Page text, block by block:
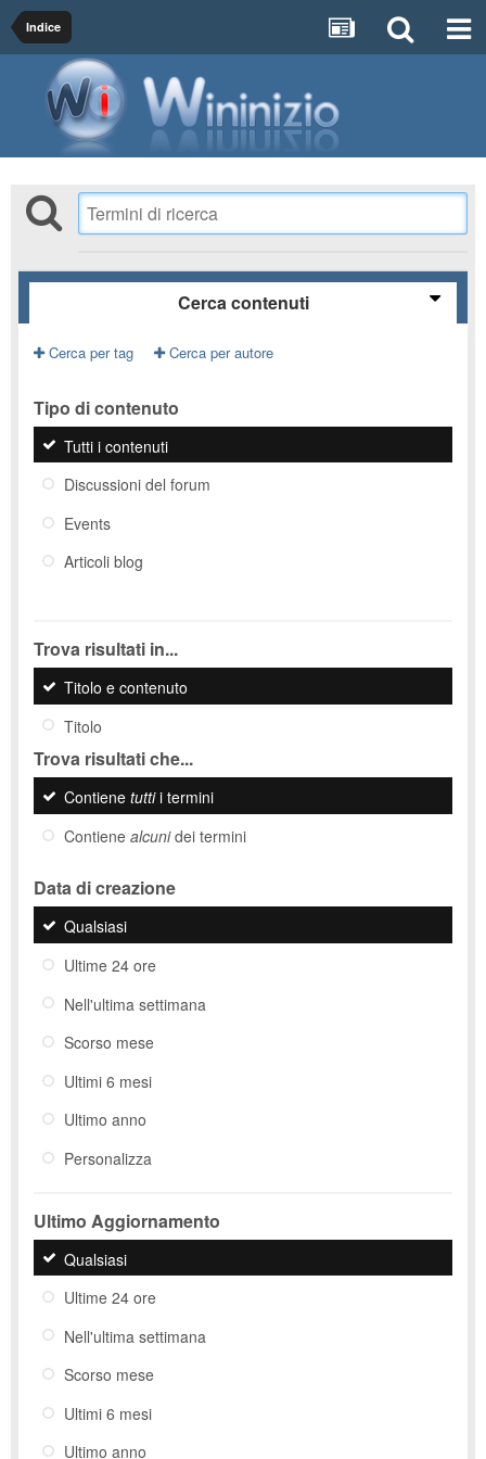
Indice
Cerca contenuti
Cerca per tag Cerca per autore
Tipo di contenuto
Tutti i contenuti
Discussioni del forum
Events
Articoli blog
Trova risultati in...
Titolo e contenuto
Titolo
Trova risultati che...
Contiene tuttii termini
Contiene alcunidei termini
Data di creazione
Qualsiasi
Ultime 24 ore
Nell'ultima settimana
Scorso mese
Ultimi 6 mesi
Ultimo anno
Personalizza
Ultimo Aggiornamento
Qualsiasi
Ultime 24 ore
Nell'ultima settimana
Scorso mese
Ultimi 6 mesi
Ultimo anno